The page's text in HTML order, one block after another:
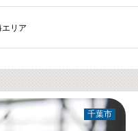
リア
千葉市